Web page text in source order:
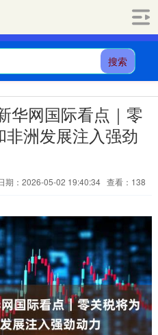
搜索
华网国际看点｜零
洲发展注入强劲
期：2026-05-02 19:40:34 查看：138